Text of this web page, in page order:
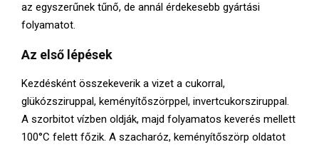
az egyszerűnek tűnő, de annál érdekesebb gyártási
folyamatot.
Az első lépések
Kezdésként összekeverik a vizet a cukorral,
glükózsziruppal, keményítőszörppel, invertcukorsziruppal.
A szorbitot vízben oldják, majd folyamatos keverés mellett
100°C felett főzik. A szacharóz, keményítőszörp oldatot